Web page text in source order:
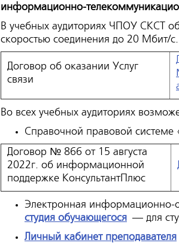
информационно-
В учебных аудиториях ЧПОУ СКСТ
скоростью соединения до 20 Мбит/с.
Договор об оказании Услуг
связи
Во всех учебных аудиториях
Справочной правовой системе
Договор № 866 от 15 августа
2022г. об информационной
поддержке КонсультантПлюс
Электронная информационно-
студия обучающегося— для
Личный кабинет преподавателя